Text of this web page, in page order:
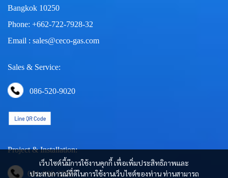
เว็บไซต์นี้มีการใช้งานคุกกี้ เพื่อเพิ่มประสิทธิภาพและ
ประสบการณ์ที่ดีในการใช้งานเว็บไซต์ของท่าน ท่านสามารถ
Bangkok 10250
Phone: +662-722-7928-32
Email : sales@ceco-gas.com
Sales & Service:
086-520-9020
Project & Installation:
081-890-3290